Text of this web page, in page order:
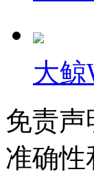
大鲸
免责声
准确性